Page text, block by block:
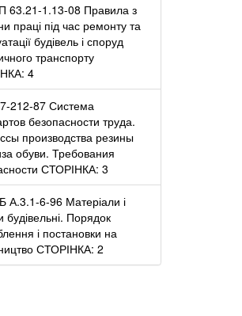
63.21-1.13-08 Правила з
праці під час ремонту та
будівель і споруд
транспорту
4
212-87 Система
безопасности труда.
производства резины
обуви. Требования
СТОРІНКА: 3
А.3.1-6-96 Матеріали і
будівельні. Порядок
і постановки на
СТОРІНКА: 2